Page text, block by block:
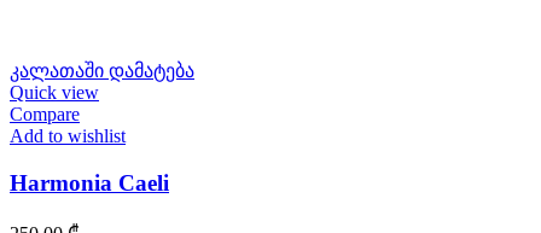
კალათაში დამატება
Quick view
Compare
Add to wishlist
Harmonia Caeli